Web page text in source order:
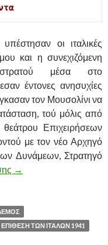
οι ιταλικές
και η συνεχιζόμενη
μέσα στο
έντονες ανησυχίες
τον Μουσολίνι να
τού μόλις από
Επιχειρήσεων
με τον νέο Αρχηγό
Δυνάμεων, Στρατηγό
Η «ΕΑΡΙΝΗ»
→
ΤΩΝ ΙΤΑΛΩΝ 1941